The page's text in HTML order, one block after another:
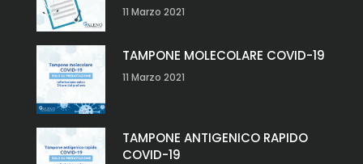
11 Marzo 2021
TAMPONE MOLECOLARE COVID-19
11 Marzo 2021
TAMPONE ANTIGENICO RAPIDO
COVID-19